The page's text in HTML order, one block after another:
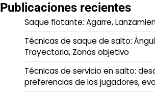
Publicaciones recientes
Saque flotante: Agarre,
Técnicas de saque de salto:
Trayectoria, Zonas objetivo
Técnicas de servicio en salto:
preferencias de los jugadores,